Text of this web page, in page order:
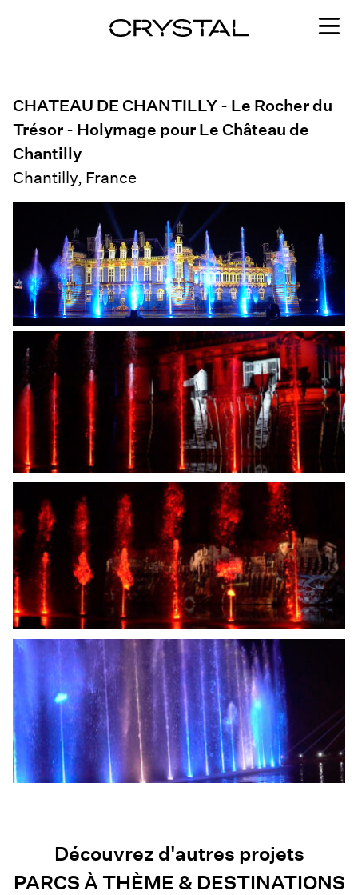
CHATEAU DE CHANTILLY - Le Rocher du
Trésor - Holymage pour Le Château de
Chantilly
Chantilly, France
Découvrez d'autres projets
PARCS À THÈME & DESTINATIONS